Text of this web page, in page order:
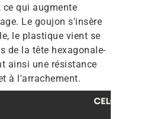
, ce qui augmente
Le goujon s'insère
le plastique vient se
de la tête hexagonale-
ainsi une résistance
à l'arrachement.